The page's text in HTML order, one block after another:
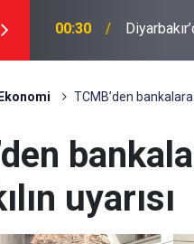
00:30
Ekonomi TCMB’den bankalara
uyarısı